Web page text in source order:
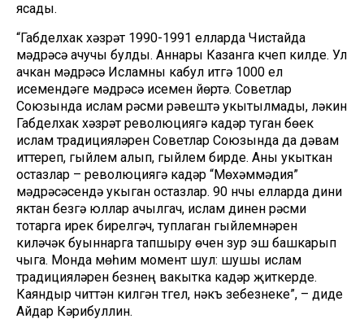
ясады.
“Габделхак хәзрәт 1990-1991 елларда Чистайда
мәдрәсә ачучы булды. Аннары Казанга күчеп килде. Ул
ачкан мәдрәсә Исламны кабул итүгә 1000 ел
исемендәге мәдрәсә исемен йөртә. Советлар
Союзында ислам рәсми рәвештә укытылмады, ләкин
Габделхак хәзрәт революциягә кадәр туган бөек
ислам традицияләрен Советлар Союзында да дәвам
иттереп, гыйлем алып, гыйлем бирде. Аны укыткан
остазлар – революциягә кадәр “Мөхәммәдия”
мәдрәсәсендә укыган остазлар. 90 нчы елларда дини
яктан безгә юллар ачылгач, ислам динен рәсми
тотарга ирек бирелгәч, туплаган гыйлемнәрен
киләчәк буыннарга тапшыру өчен зур эш башкарып
чыга. Монда мөһим момент шул: шушы ислам
традицияләрен безнең вакытка кадәр җиткерде.
Каяндыр читтән килгән түгел, нәкъ үзебезнеке”, – диде
Айдар Кәрибуллин.